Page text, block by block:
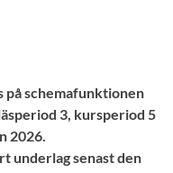
på schemafunktionen
3, kursperiod 5
2026.
underlag senast den